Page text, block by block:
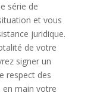
série de
et vous
juridique.
de votre
signer un
respect des
en main votre